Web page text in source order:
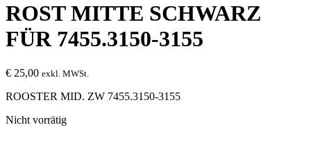
ROST MITTE SCHWARZ
FÜR 7455.3150-3155
€ 25,00 exkl. MWSt.
ROOSTER MID. ZW 7455.3150-3155
Nicht vorrätig